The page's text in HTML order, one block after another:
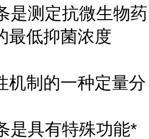
是测定抗微生物药
最低抑菌浓度
机制的一种定量分
是具有特殊功能*